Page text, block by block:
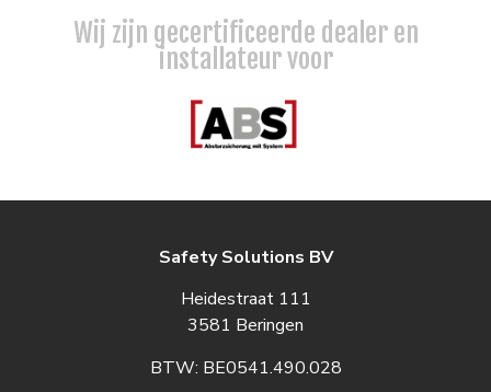
Wij zijn gecertificeerde dealer en
installateur voor
Safety Solutions BV
Heidestraat 111
3581 Beringen
BTW: BE0541.490.028